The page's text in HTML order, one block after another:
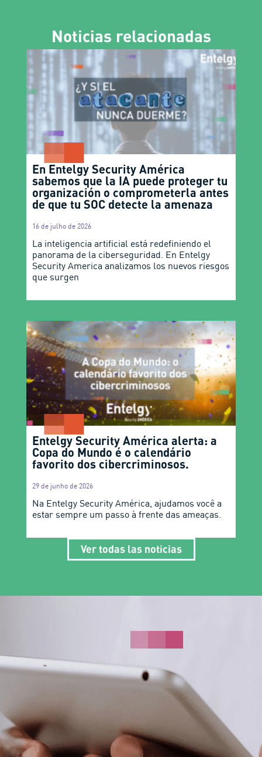
Noticias relacionadas
En Entelgy Security América
sabemos que la IA puede proteger tu
organización o comprometerla antes
de que tu SOC detecte la amenaza
16 de julho de 2026
La inteligencia artificial está redefiniendo el
panorama de la ciberseguridad. En Entelgy
Security America analizamos los nuevos riesgos
que surgen
Entelgy Security América alerta: a
Copa do Mundo é o calendário
favorito dos cibercriminosos.
29 de junho de 2026
Na Entelgy Security América, ajudamos você a
estar sempre um passo à frente das ameaças.
Ver todas las noticias